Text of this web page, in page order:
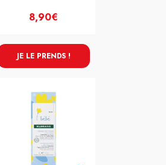
8,90€
JE LE PRENDS !